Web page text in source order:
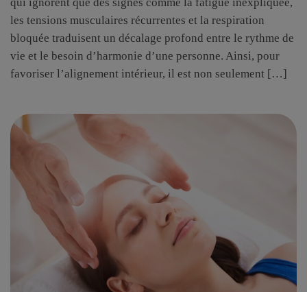
les tensions musculaires récurrentes et la respiration
bloquée traduisent un décalage profond entre le rythme de
vie et le besoin d’harmonie d’une personne. Ainsi, pour
favoriser l’alignement intérieur, il est non seulement […]